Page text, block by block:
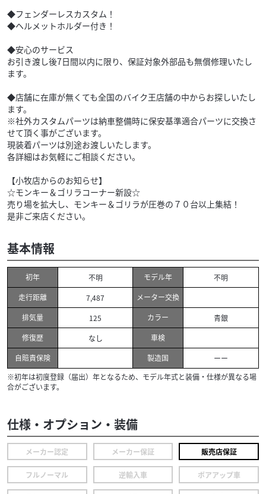
◆フェンダーレスカスタム！
◆ヘルメットホルダー付き！
◆安心のサービス
お引き渡し後7日間以内に限り、保証対象外部品も無償修理いたし
ます。
◆店舗に在庫が無くても全国のバイク王店舗の中からお探しいたし
ます。
※社外カスタムパーツは納車整備時に保安基準適合パーツに交換さ
せて頂く事がございます。
現装着パーツは別途お渡しいたします。
各詳細はお気軽にご相談ください。
【小牧店からのお知らせ】
☆モンキー＆ゴリラコーナー新設☆
売り場を拡大し、モンキー＆ゴリラが圧巻の７０台以上集結！
是非ご来店ください。
基本情報
初年 不明 モデル年
不明
走行距離
7,487
メーター交換
排気量
125 カラー
青銀
修復歴
なし
車検
自賠責保険
製造国
ーー
※初年は初度登録（届出）年となるため、モデル年式と装備・仕様が異なる場
合がございます。
仕様・オプション・装備
メーカー認定 メーカー保証 販売店保証
フルノーマル 逆輸入車 ボアアップ車